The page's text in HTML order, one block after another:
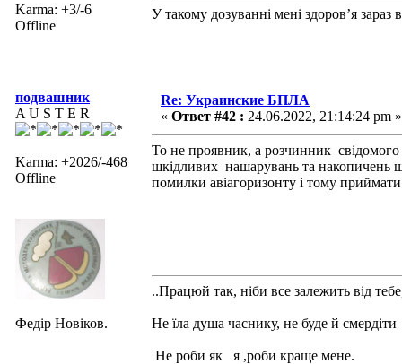
Karma: +3/-6
Offline
У такому дозуванні мені здоров’я
подвашник
A U S T E R
Karma: +2026/-468
Offline
Федір Новіков.
Re: Украинские БПЛА
« Ответ #42 : 24.06.2022, 21:14:24 pm »
То не проявник, а розчинник
шкідливих нашарувань та
помилки авіагоризонту і тому
..Працюй так, ніби все залежить від
Не їла душа часнику, не буде й смердіти
Не роби як я ,роби краще мене.